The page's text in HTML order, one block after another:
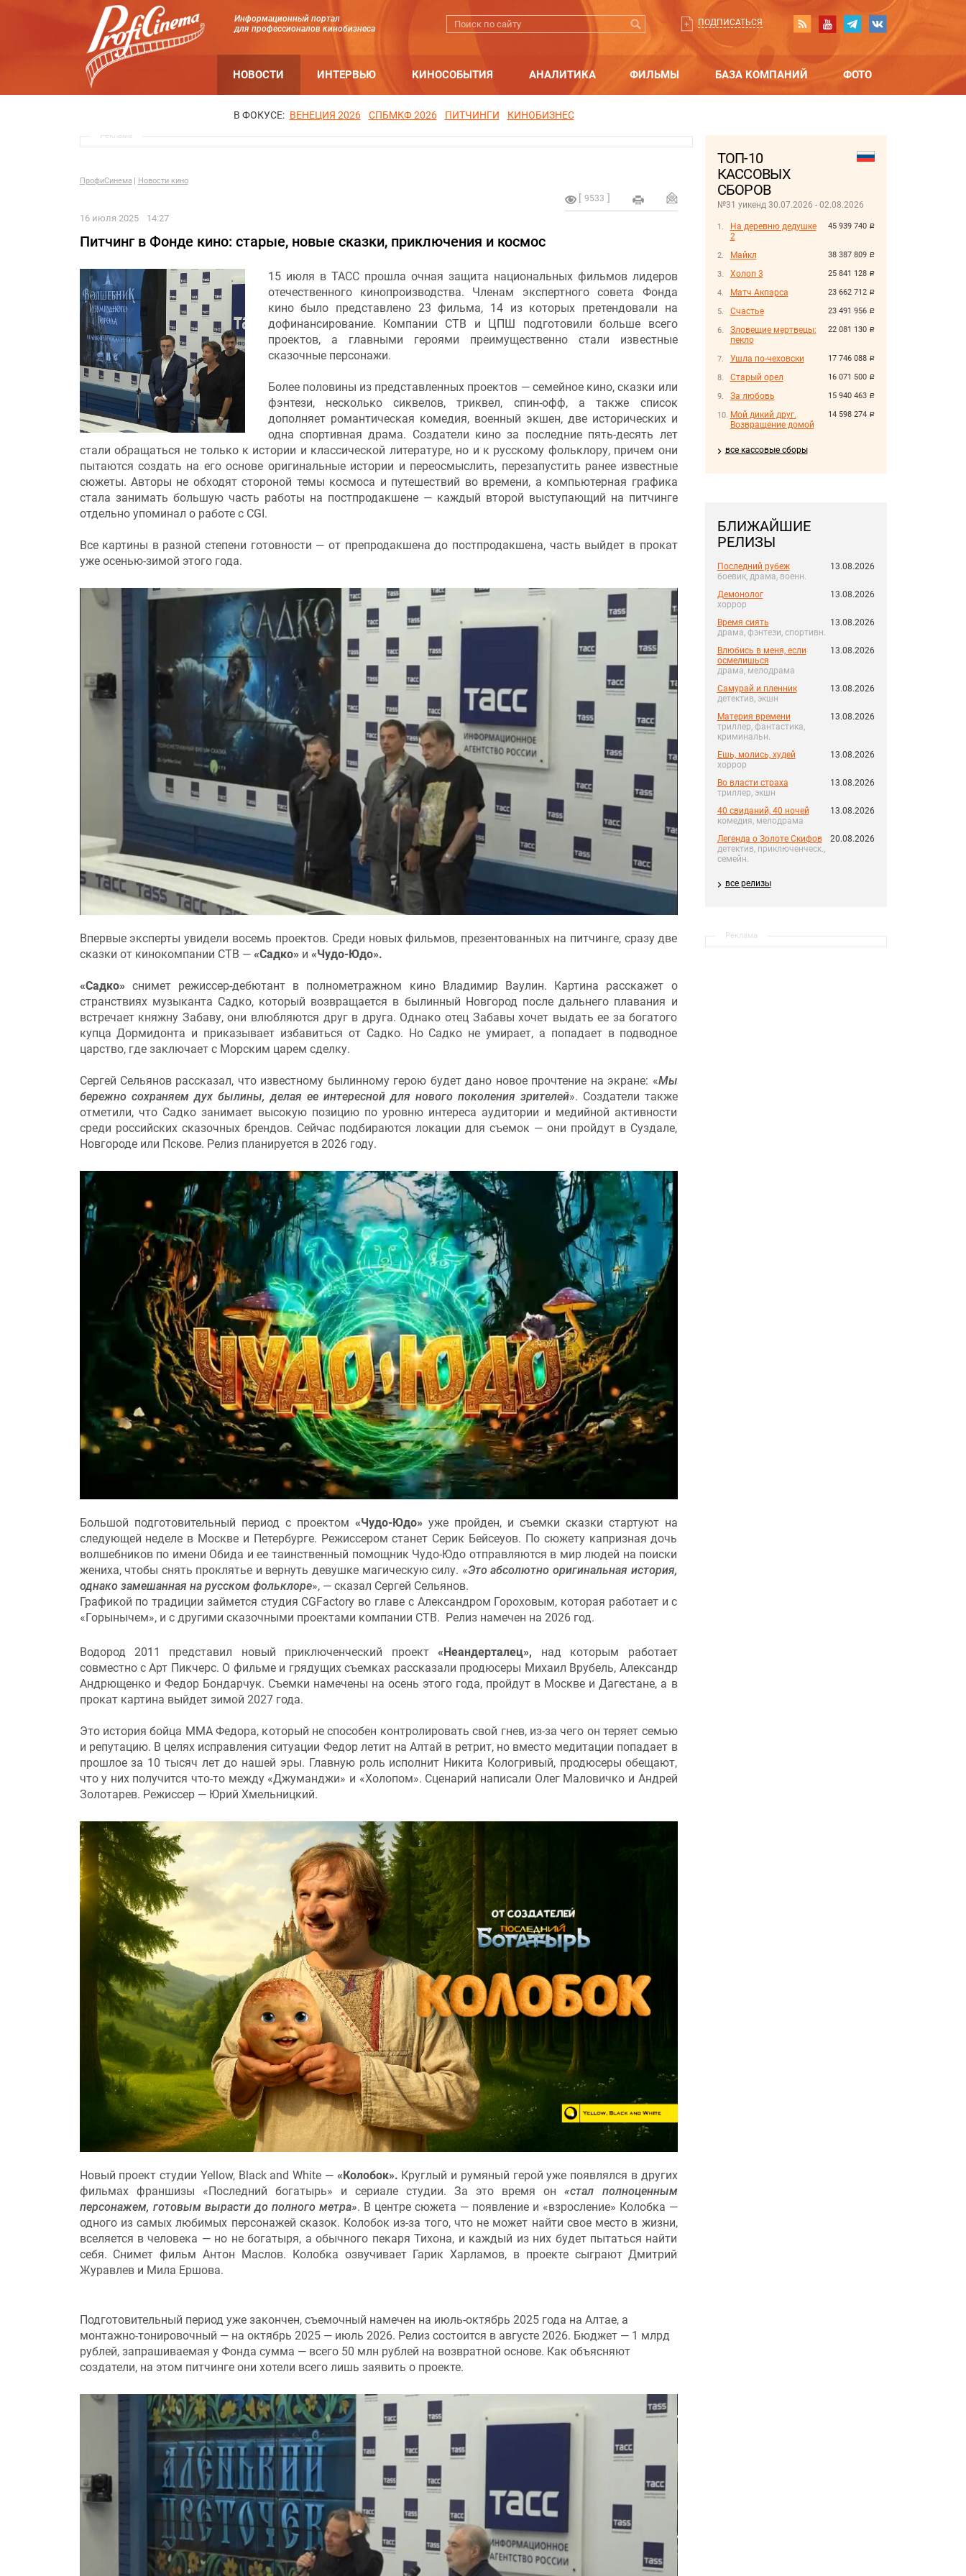
Информационный портал
для профессионалов кинобизнеса
ПОДПИСАТЬСЯ
НОВОСТИ ИНТЕРВЬЮ КИНОСОБЫТИЯ АНАЛИТИКА ФИЛЬМЫ БАЗА КОМПАНИЙ ФОТО
В ФОКУСЕ: ВЕНЕЦИЯ 2026 СПБМКФ 2026 ПИТЧИНГИ КИНОБИЗНЕС
ТОП-10
КАССОВЫХ
СБОРОВ
№31 уикенд 30.07.2026 - 02.08.2026
45 939 740 руб.
На деревню дедушке
2
38 387 809 руб.
Майкл
25 841 128 руб.
Холоп 3
23 662 712 руб.
Матч Акпарса
23 491 956 руб.
Счастье
22 081 130 руб.
Зловещие мертвецы:
пекло
17 746 088 руб.
Ушла по-чеховски
16 071 500 руб.
Старый орел
15 940 463 руб.
За любовь
14 598 274 руб.
Мой дикий друг.
Возвращение домой
все кассовые сборы
БЛИЖАЙШИЕ
РЕЛИЗЫ
Последний рубеж
боевик, драма, военн.
13.08.2026
Демонолог
хоррор
13.08.2026
Время сиять
драма, фэнтези, спортивн.
13.08.2026
Влюбись в меня, если
осмелишься
драма, мелодрама
13.08.2026
Самурай и пленник
детектив, экшн
13.08.2026
Материя времени
триллер, фантастика,
криминальн.
13.08.2026
Ешь, молись, худей
хоррор
13.08.2026
Во власти страха
триллер, экшн
13.08.2026
40 свиданий, 40 ночей
комедия, мелодрама
13.08.2026
Легенда о Золоте Скифов
детектив, приключенческ.,
семейн.
20.08.2026
все релизы
Реклама
Реклама
ПрофиСинема Новости кино
9533
16 июля 2025 14:27
Питчинг в Фонде кино: старые, новые сказки, приключения и космос
15 июля в ТАСС прошла очная защита национальных фильмов лидеров
отечественного кинопроизводства. Членам экспертного совета Фонда
кино было представлено 23 фильма, 14 из которых претендовали на
дофинансирование. Компании СТВ и ЦПШ подготовили больше всего
проектов, а главными героями преимущественно стали известные
сказочные персонажи.
Более половины из представленных проектов — семейное кино, сказки или
фэнтези, несколько сиквелов, триквел, спин-офф, а также список
дополняет романтическая комедия, военный экшен, две исторических и
одна спортивная драма. Создатели кино за последние пять-десять лет
стали обращаться не только к истории и классической литературе, но и к русскому фольклору, причем они
пытаются создать на его основе оригинальные истории и переосмыслить, перезапустить ранее известные
сюжеты. Авторы не обходят стороной темы космоса и путешествий во времени, а компьютерная графика
стала занимать большую часть работы на постпродакшене — каждый второй выступающий на питчинге
отдельно упоминал о работе с CGI.
Все картины в разной степени готовности — от препродакшена до постпродакшена, часть выйдет в прокат
уже осенью-зимой этого года.
Впервые эксперты увидели восемь проектов. Среди новых фильмов, презентованных на питчинге, сразу две
сказки от кинокомпании СТВ — «Садко» и «Чудо-Юдо».
«Садко» снимет режиссер-дебютант в полнометражном кино Владимир Ваулин. Картина расскажет о
странствиях музыканта Садко, который возвращается в былинный Новгород после дальнего плавания и
встречает княжну Забаву, они влюбляются друг в друга. Однако отец Забавы хочет выдать ее за богатого
купца Дормидонта и приказывает избавиться от Садко. Но Садко не умирает, а попадает в подводное
царство, где заключает с Морским царем сделку.
Сергей Сельянов рассказал, что известному былинному герою будет дано новое прочтение на экране: «Мы
бережно сохраняем дух былины, делая ее интересной для нового поколения зрителей». Создатели также
отметили, что Садко занимает высокую позицию по уровню интереса аудитории и медийной активности
среди российских сказочных брендов. Сейчас подбираются локации для съемок — они пройдут в Суздале,
Новгороде или Пскове. Релиз планируется в 2026 году.
Большой подготовительный период с проектом «Чудо-Юдо» уже пройден, и съемки сказки стартуют на
следующей неделе в Москве и Петербурге. Режиссером станет Серик Бейсеуов. По сюжету капризная дочь
волшебников по имени Обида и ее таинственный помощник Чудо-Юдо отправляются в мир людей на поиски
жениха, чтобы снять проклятье и вернуть девушке магическую силу. «Это абсолютно оригинальная история,
однако замешанная на русском фольклоре», — сказал Сергей Сельянов.
Графикой по традиции займется студия CGFactory во главе с Александром Гороховым, которая работает и с
«Горынычем», и с другими сказочными проектами компании СТВ. Релиз намечен на 2026 год.
Водород 2011 представил новый приключенческий проект«Неандерталец», над которым работает
совместно с Арт Пикчерс. О фильме и грядущих съемках рассказали продюсеры Михаил Врубель, Александр
Андрющенко и Федор Бондарчук. Съемки намечены на осень этого года, пройдут в Москве и Дагестане, а в
прокат картина выйдет зимой 2027 года.
Это история бойца ММА Федора, который не способен контролировать свой гнев, из-за чего он теряет семью
и репутацию. В целях исправления ситуации Федор летит на Алтай в ретрит, но вместо медитации попадает в
прошлое за 10 тысяч лет до нашей эры. Главную роль исполнит Никита Кологривый, продюсеры обещают,
что у них получится что-то между «Джуманджи» и «Холопом». Сценарий написали Олег Маловичко и Андрей
Золотарев. Режиссер — Юрий Хмельницкий.
Новый проект студии Yellow, Black and White —«Колобок». Круглый и румяный герой уже появлялся в других
фильмах франшизы «Последний богатырь» и сериале студии. За это время он«стал полноценным
персонажем, готовым вырасти до полного метра». В центре сюжета — появление и «взросление» Колобка —
одного из самых любимых персонажей сказок. Колобок из-за того, что не может найти свое место в жизни,
вселяется в человека — но не богатыря, а обычного пекаря Тихона, и каждый из них будет пытаться найти
себя. Снимет фильм Антон Маслов. Колобка озвучивает Гарик Харламов, в проекте сыграют Дмитрий
Журавлев и Мила Ершова.
Подготовительный период уже закончен, съемочный намечен на июль-октябрь 2025 года на Алтае, а
монтажно-тонировочный — на октябрь 2025 — июль 2026. Релиз состоится в августе 2026. Бюджет — 1 млрд
рублей, запрашиваемая у Фонда сумма — всего 50 млн рублей на возвратной основе. Как объясняют
создатели, на этом питчинге они хотели всего лишь заявить о проекте.